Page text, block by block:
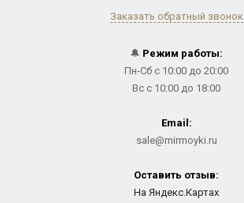
Заказать обратный звонок
🔔 Режим работы:
Пн-Сб с 10:00 до 20:00
Вс с 10:00 до 18:00
Email:
sale@mirmoyki.ru
Оставить отзыв:
На Яндекс.Картах